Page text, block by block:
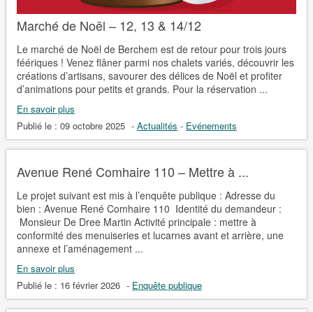
Marché de Noël – 12, 13 & 14/12
Le marché de Noël de Berchem est de retour pour trois jours
féériques ! Venez flâner parmi nos chalets variés, découvrir les
créations d’artisans, savourer des délices de Noël et profiter
d’animations pour petits et grands. Pour la réservation ...
En savoir plus
Publié le : 09 octobre 2025 - Actualités - Evénements
Avenue René Comhaire 110 – Mettre à ...
Le projet suivant est mis à l’enquête publique : Adresse du
bien : Avenue René Comhaire 110 Identité du demandeur :
Monsieur De Dree Martin Activité principale : mettre à
conformité des menuiseries et lucarnes avant et arrière, une
annexe et l’aménagement ...
En savoir plus
Publié le : 16 février 2026 - Enquête publique